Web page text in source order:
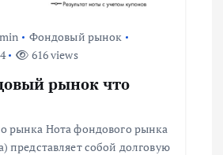
Фондовый рынок
616 views
рынок что
рынка Нота фондового рынка
представляет собой долговую